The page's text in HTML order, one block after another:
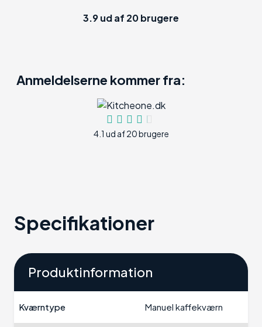
3.9ud af 20brugere
Anmeldelserne kommer fra:
4.1 ud af 20 brugere
Specifikationer
Produktinformation
Kværntype Manuel kaffekværn